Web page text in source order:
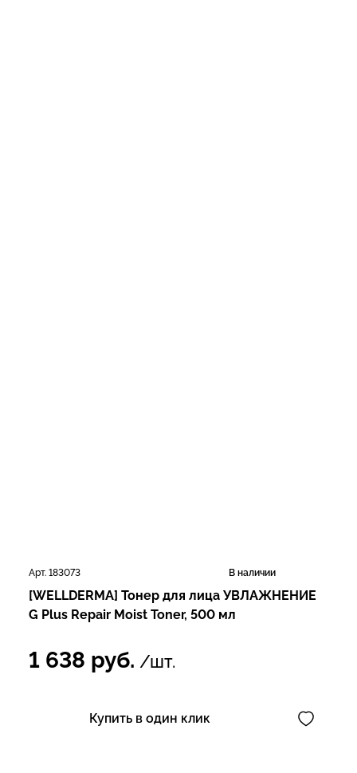
Арт. 183073 В наличии
[WELLDERMA] Тонер для лица УВЛАЖНЕНИЕ
G Plus Repair Moist Toner, 500 мл
1 638 руб. /шт.
Купить в один клик